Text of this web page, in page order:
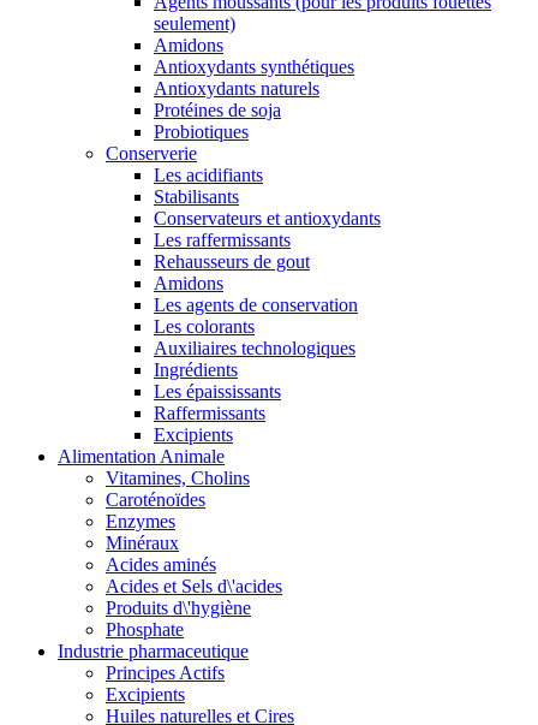
seulement)
Amidons
Antioxydants synthétiques
Antioxydants naturels
Protéines de soja
Probiotiques
Conserverie
Les acidifiants
Stabilisants
Conservateurs et antioxydants
Les raffermissants
Rehausseurs de gout
Amidons
Les agents de conservation
Les colorants
Auxiliaires technologiques
Ingrédients
Les épaississants
Raffermissants
Excipients
Alimentation Animale
Vitamines, Cholins
Caroténoïdes
Enzymes
Minéraux
Acides aminés
Acides et Sels d\'acides
Produits d\'hygiène
Phosphate
Industrie pharmaceutique
Principes Actifs
Excipients
Huiles naturelles et Cires